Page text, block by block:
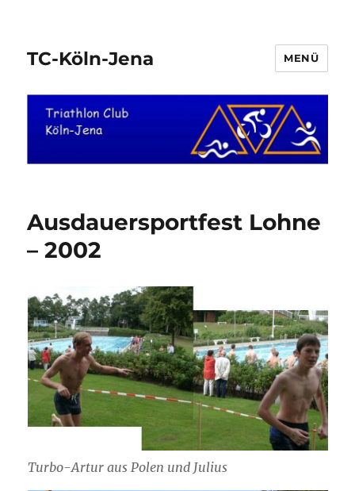
TC-Köln-Jena MENÜ
Ausdauersportfest Lohne
– 2002
Turbo-Artur aus Polen und Julius